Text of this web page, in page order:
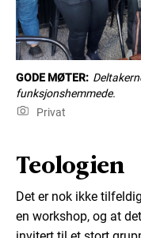
GODE MØTER:
funksjonshemmede.
Privat
Teologien
Det er nok ikke
en workshop, og at